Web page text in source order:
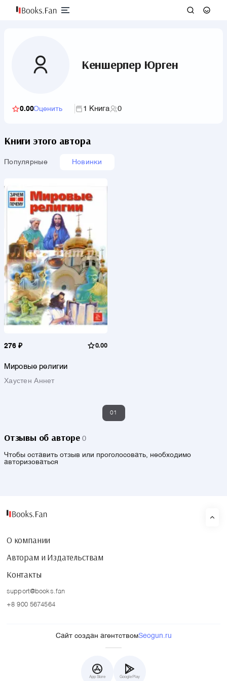
Кеншерпер Юрген
0.00Оценить 1 Книга 0
Книги этого автора
Популярные Новинки
276 ₽ 0.00
Мировые религии
Хаустен Аннет
01
Отзывы об авторе 0
Чтобы оставить отзыв или проголосовать, необходимо
авторизоваться
О компании
Авторам и Издательствам
Контакты
support@books.fan
+8 900 5674564
Сайт создан агентствомSeogun.ru
App Store Google Play